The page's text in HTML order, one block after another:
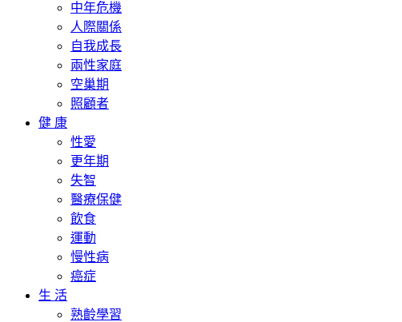
中年危機
人際關係
自我成長
兩性家庭
空巢期
照顧者
健 康
性愛
更年期
失智
醫療保健
飲食
運動
慢性病
癌症
生 活
熟齡學習